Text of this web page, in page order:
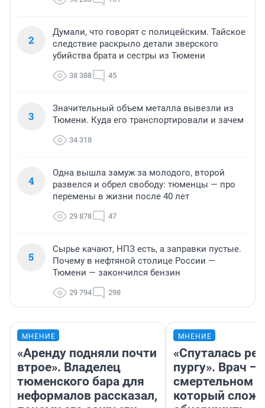
2
Думали, что говорят с полицейским. Тайское
следствие раскрыло детали зверского
убийства брата и сестры из Тюмени
38 388 45
3
Значительный объем металла вывезли из
Тюмени. Куда его транспортировали и зачем
34 318
4
Одна вышла замуж за молодого, второй
развелся и обрел свободу: тюменцы — про
перемены в жизни после 40 лет
29 878 47
5
Сырье качают, НПЗ есть, а заправки пустые.
Почему в нефтяной столице России —
Тюмени — закончился бензин
29 794 298
МНЕНИЕ
«Аренду подняли почти
втрое». Владелец
тюменского бара для
неформалов рассказал,
МНЕНИЕ
«Спуталась
пургу». Врач —
смертельном
который